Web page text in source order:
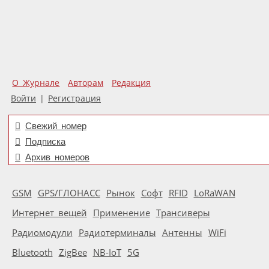
О Журнале Авторам
Редакция
Войти | Регистрация
Свежий номер
Подписка
Архив номеров
GSM GPS/ГЛОНАСС Рынок Софт RFID LoRaWAN
Интернет вещей Применение Трансиверы
Радиомодули Радиотерминалы Антенны WiFi
Bluetooth ZigBee NB-IoT 5G